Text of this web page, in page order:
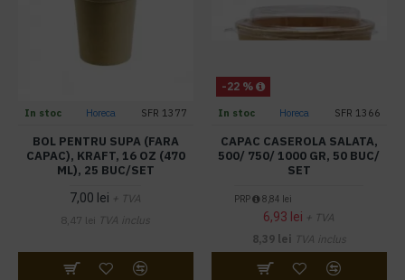
In stoc Horeca SFR 1377
BOL PENTRU SUPA (FARA
CAPAC), KRAFT, 16 OZ (470
ML), 25 BUC/SET
7,00 lei + TVA
8,47 lei TVA inclus
-22 %
In stoc Horeca SFR 1366
CAPAC CASEROLA SALATA,
500/ 750/ 1000 GR, 50 BUC/
SET
PRP 8,84 lei
6,93 lei + TVA
8,39 lei TVA inclus